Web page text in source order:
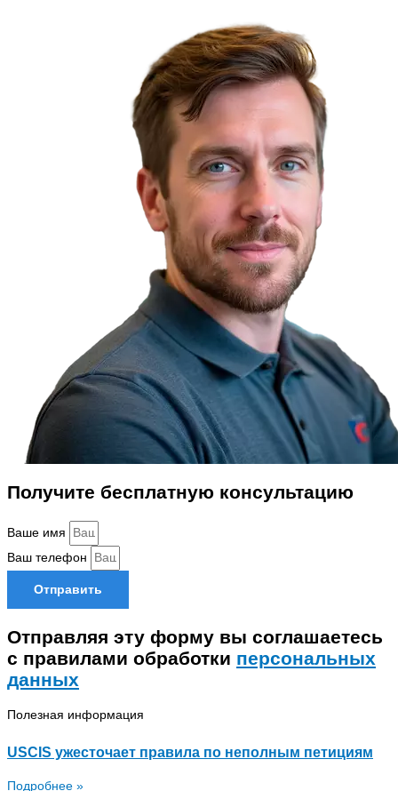
Получите бесплатную консультацию
Ваше имя
Ваш телефон
Отправить
Отправляя эту форму вы соглашаетесь
с правилами обработки персональных
данных
Полезная информация
USCIS ужесточает правила по неполным петициям
Подробнее »